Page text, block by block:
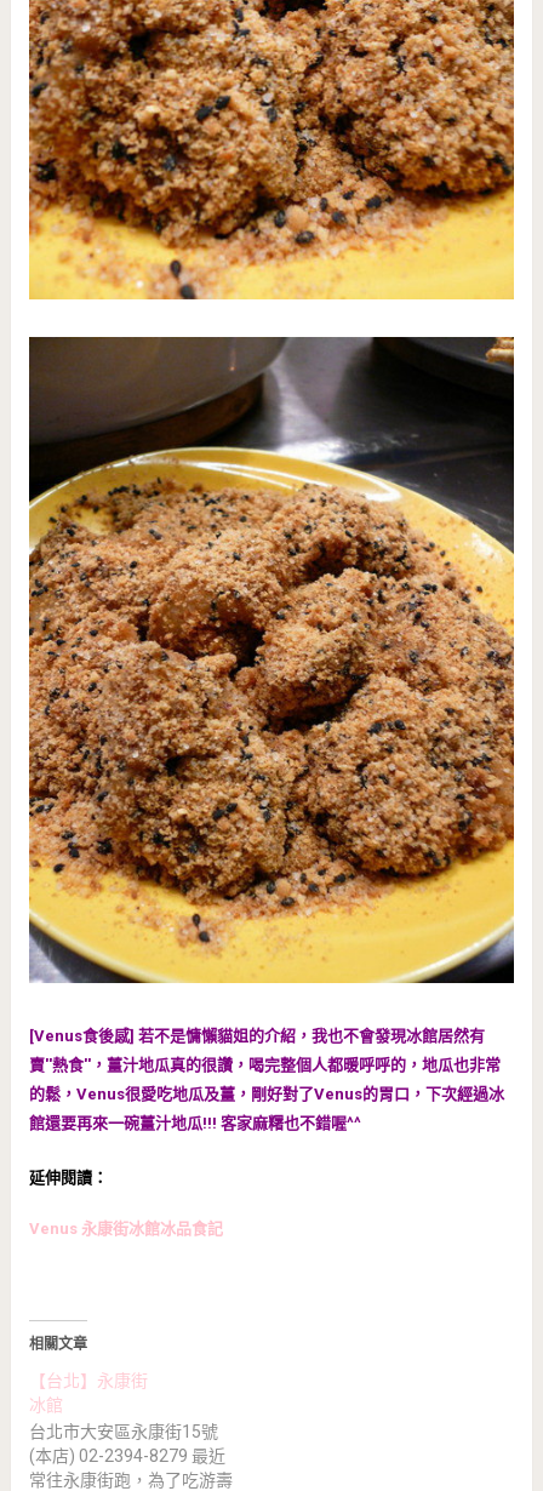
[Venus食後感] 若不是慵懶貓姐的介紹，我也不會發現冰館居然有
賣''熱食''，薑汁地瓜真的很讚，喝完整個人都暖呼呼的，地瓜也非常
的鬆，Venus很愛吃地瓜及薑，剛好對了Venus的胃口，下次經過冰
館還要再來一碗薑汁地瓜!!! 客家麻糬也不錯喔^^
延伸閱讀：
Venus 永康街冰館冰品食記
相關文章
【台北】永康街
冰館
台北市大安區永康街15號
(本店) 02-2394-8279 最近
常往永康街跑，為了吃游壽